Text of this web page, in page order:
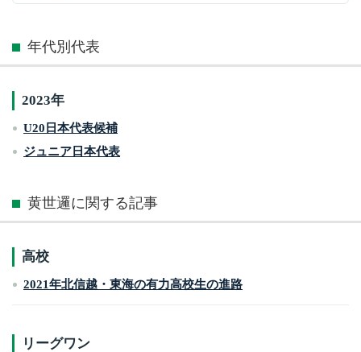
年代別代表
2023年
U20日本代表候補
ジュニア日本代表
黄世邏に関する記事
高校
2021年北信越・東海の有力高校生の進路
リーグワン